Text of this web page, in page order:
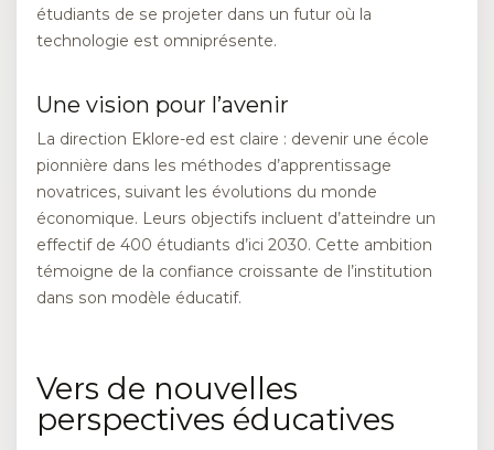
étudiants de se projeter dans un futur où la
technologie est omniprésente.
Une vision pour l’avenir
La direction Eklore-ed est claire : devenir une école
pionnière dans les méthodes d’apprentissage
novatrices, suivant les évolutions du monde
économique. Leurs objectifs incluent d’atteindre un
effectif de 400 étudiants d’ici 2030. Cette ambition
témoigne de la confiance croissante de l’institution
dans son modèle éducatif.
Vers de nouvelles
perspectives éducatives